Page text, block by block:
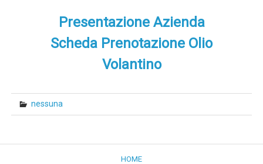
Presentazione Azienda
Scheda Prenotazione Olio
Volantino
nessuna
HOME